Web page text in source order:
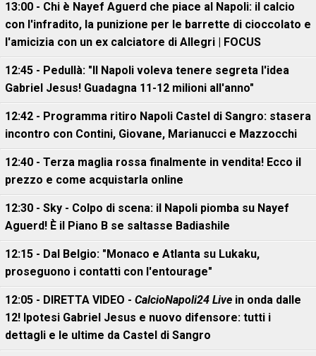
13:00 - Chi è Nayef Aguerd che piace al Napoli: il calcio
con l'infradito, la punizione per le barrette di cioccolato e
l'amicizia con un ex calciatore di Allegri | FOCUS
12:45 - Pedullà: "Il Napoli voleva tenere segreta l'idea
Gabriel Jesus! Guadagna 11-12 milioni all'anno"
12:42 - Programma ritiro Napoli Castel di Sangro: stasera
incontro con Contini, Giovane, Marianucci e Mazzocchi
12:40 - Terza maglia rossa finalmente in vendita! Ecco il
prezzo e come acquistarla online
12:30 - Sky - Colpo di scena: il Napoli piomba su Nayef
Aguerd! È il Piano B se saltasse Badiashile
12:15 - Dal Belgio: "Monaco e Atlanta su Lukaku,
proseguono i contatti con l'entourage"
12:05 - DIRETTA VIDEO - CalcioNapoli24 Live in onda dalle
12! Ipotesi Gabriel Jesus e nuovo difensore: tutti i
dettagli e le ultime da Castel di Sangro